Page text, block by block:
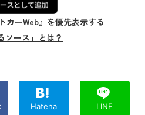
カーWeb』を優先表示する
ソース」とは？
Hatena LINE